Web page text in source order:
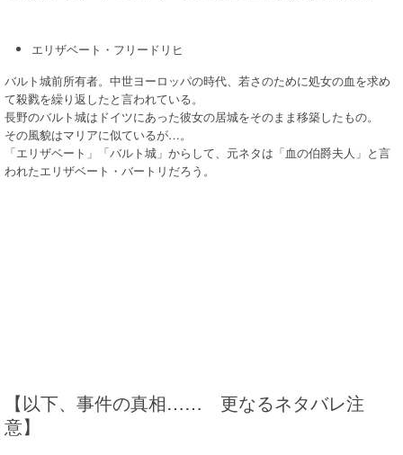
エリザベート・フリードリヒ
バルト城前所有者。中世ヨーロッパの時代、若さのために処女の血を求め
て殺戮を繰り返したと言われている。
長野のバルト城はドイツにあった彼女の居城をそのまま移築したもの。
その風貌はマリアに似ているが…。
「エリザベート」「バルト城」からして、元ネタは「血の伯爵夫人」と言
われたエリザベート・バートリだろう。
【以下、事件の真相…… 更なるネタバレ注
意】